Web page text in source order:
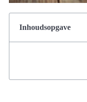
Inhoudsopgave